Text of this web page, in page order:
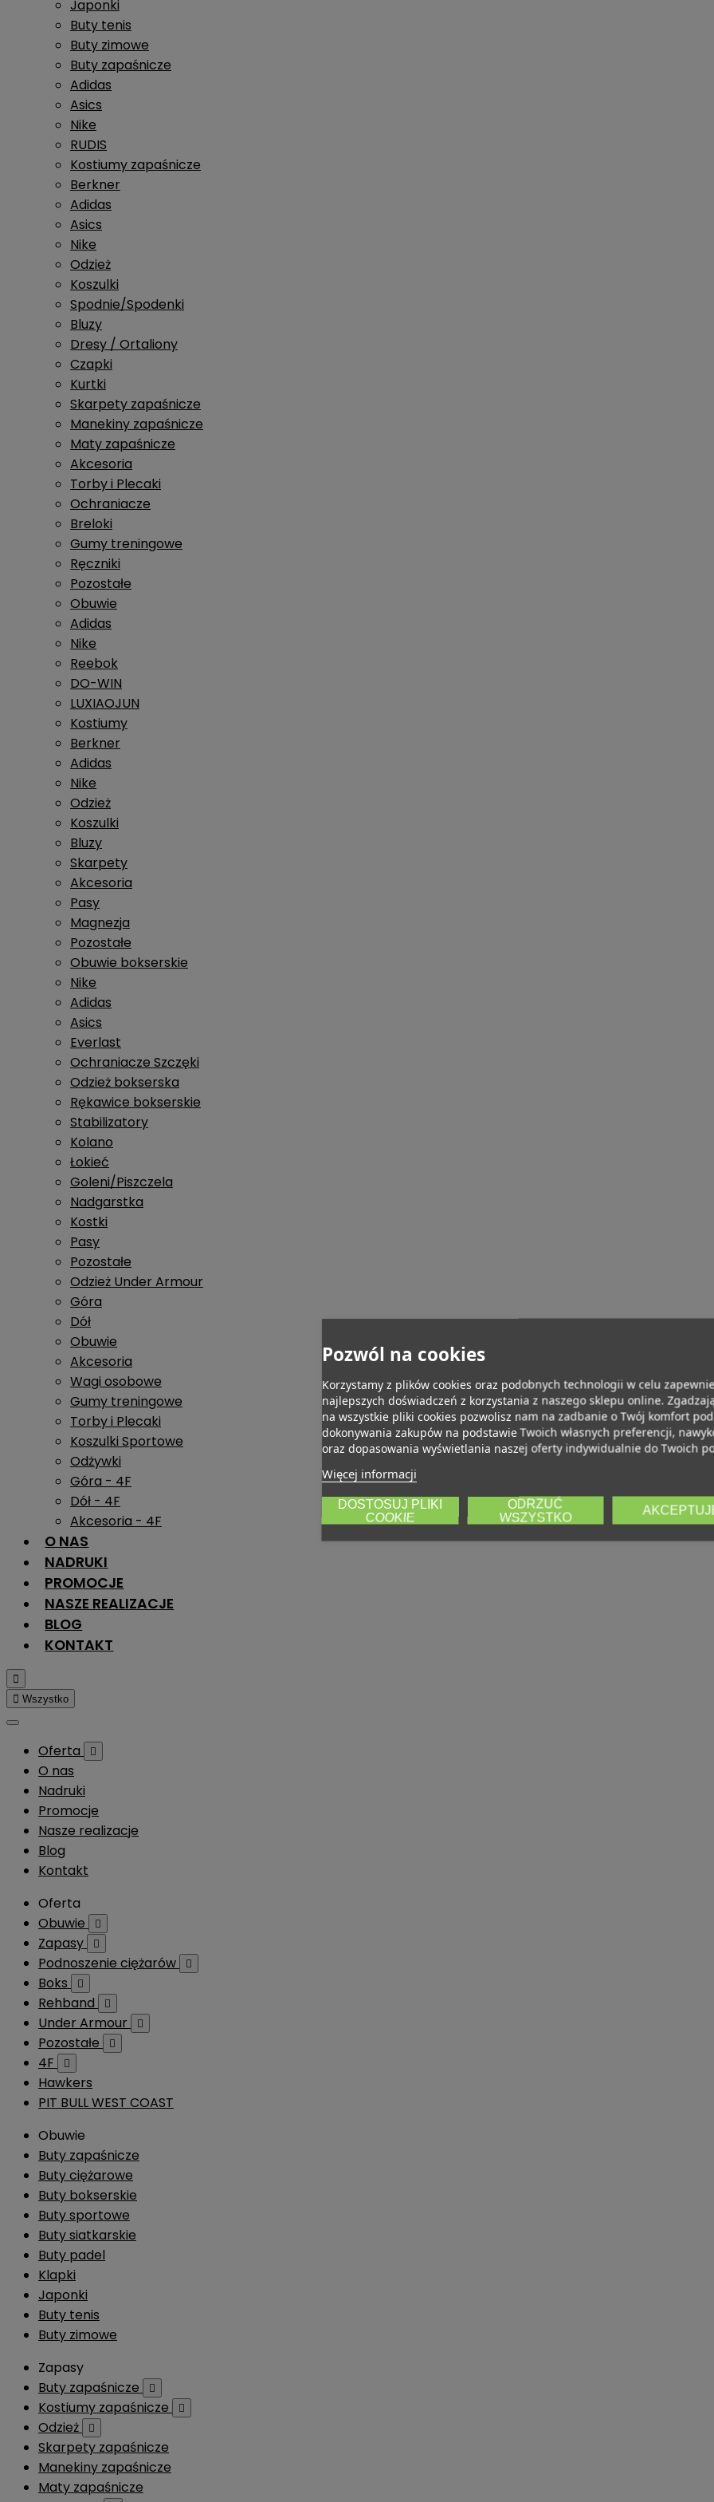
Japonki
Buty tenis
Buty zimowe
Buty zapaśnicze
Adidas
Asics
Nike
RUDIS
Kostiumy zapaśnicze
Berkner
Adidas
Asics
Nike
Odzież
Koszulki
Spodnie/Spodenki
Bluzy
Dresy / Ortaliony
Czapki
Kurtki
Skarpety zapaśnicze
Manekiny zapaśnicze
Maty zapaśnicze
Akcesoria
Torby i Plecaki
Ochraniacze
Breloki
Gumy treningowe
Ręczniki
Pozostałe
Obuwie
Adidas
Nike
Reebok
DO-WIN
LUXIAOJUN
Kostiumy
Berkner
Adidas
Nike
Odzież
Koszulki
Bluzy
Skarpety
Akcesoria
Pasy
Magnezja
Pozostałe
Obuwie bokserskie
Nike
Adidas
Asics
Everlast
Ochraniacze Szczęki
Odzież bokserska
Rękawice bokserskie
Stabilizatory
Kolano
Łokieć
Goleni/Piszczela
Nadgarstka
Kostki
Pasy
Pozostałe
Odzież Under Armour
Góra
Dół
Obuwie
Akcesoria
Wagi osobowe
Gumy treningowe
Torby i Plecaki
Koszulki Sportowe
Odżywki
Góra - 4F
Dół - 4F
Akcesoria - 4F
O NAS
NADRUKI
PROMOCJE
NASZE REALIZACJE
BLOG
KONTAKT

 Wszystko
Oferta 
O nas
Nadruki
Promocje
Nasze realizacje
Blog
Kontakt
Oferta
Obuwie

Zapasy 
Podnoszenie ciężarów 
Boks 
Rehband 
Under Armour 
Pozostałe 
4F 
Hawkers
PIT BULL WEST COAST
Obuwie
Buty zapaśnicze
Buty ciężarowe
Buty bokserskie
Buty sportowe
Buty siatkarskie
Buty padel
Klapki
Japonki
Buty tenis
Buty zimowe
Zapasy
Buty zapaśnicze

Kostiumy zapaśnicze 
Odzież 
Skarpety zapaśnicze
Manekiny zapaśnicze
Maty zapaśnicze
Pozwól na cookies
Korzystamy z plików cookies oraz podobnych technologii w celu
najlepszych doświadczeń z korzystania z naszego sklepu online.
na wszystkie pliki cookies pozwolisz nam na zadbanie o Twój komfort
dokonywania zakupów na podstawie Twoich własnych preferencji,
oraz dopasowania wyświetlania naszej oferty indywidualnie do Twoich
Więcej informacji
DOSTOSUJ PLIKI
COOKIE
ODRZUĆ
WSZYSTKO